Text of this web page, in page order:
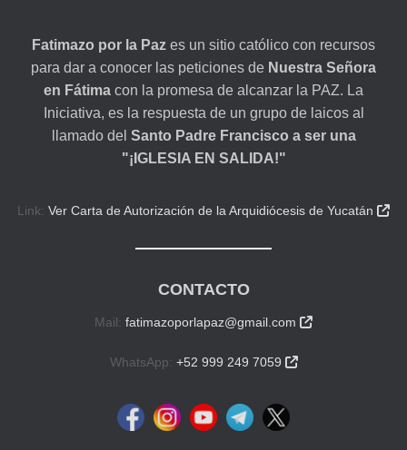
Fatimazo por la Paz es un sitio católico con recursos
para dar a conocer las peticiones de Nuestra Señora
en Fátima con la promesa de alcanzar la PAZ. La
Iniciativa, es la respuesta de un grupo de laicos al
llamado del Santo Padre Francisco a ser una
"¡IGLESIA EN SALIDA!"
Link: Ver Carta de Autorización de la Arquidiócesis de Yucatán 
CONTACTO
Mail: fatimazoporlapaz@gmail.com 
WhatsApp: +52 999 249 7059 